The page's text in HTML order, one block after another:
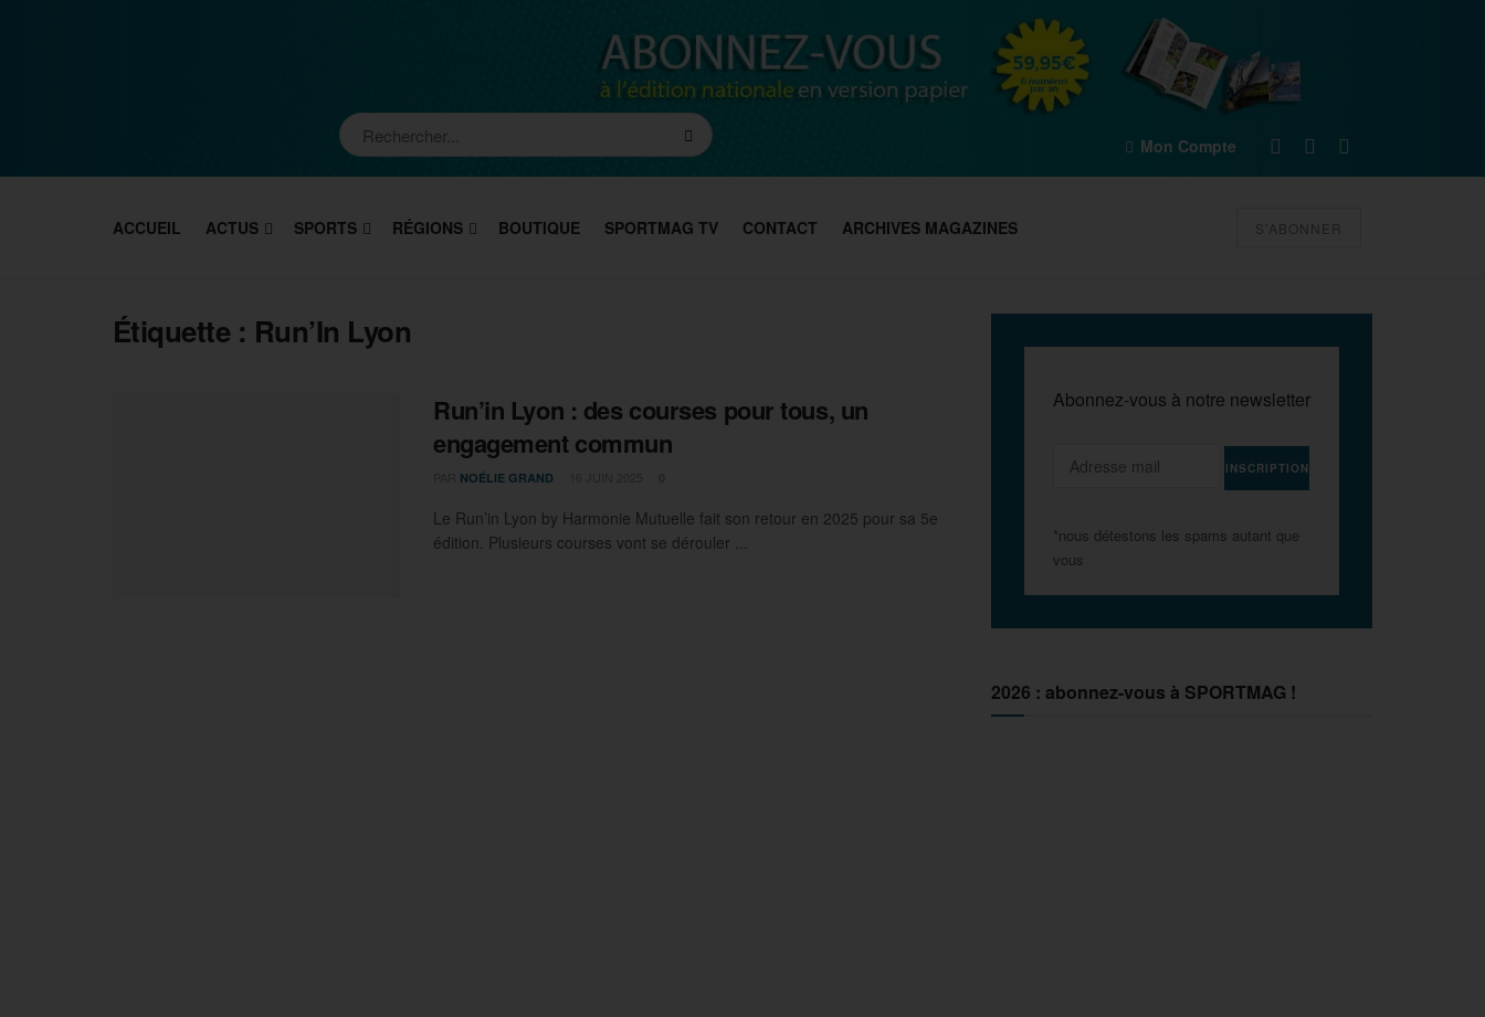
Mon Compte
ACCUEIL ACTUS SPORTS RÉGIONS BOUTIQUE SPORTMAG TV CONTACT ARCHIVES MAGAZINES S'ABONNER
Étiquette : Run’In Lyon
Run’in Lyon : des courses pour tous, un
engagement commun
NOÉLIE GRAND
Le Run’in Lyon by Harmonie Mutuelle fait son retour en 2025 pour sa 5e
édition. Plusieurs courses vont se dérouler ...
Abonnez-vous à notre newsletter
*nous détestons les spams autant que
vous
2026 : abonnez-vous à SPORTMAG !